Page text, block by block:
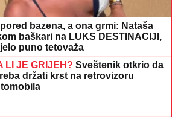
bazena, a ona grmi: Nataša
baškari na LUKS DESTINACIJI,
puno tetovaža
LI JE GRIJEH? Sveštenik otkrio da
držati krst na retrovizoru